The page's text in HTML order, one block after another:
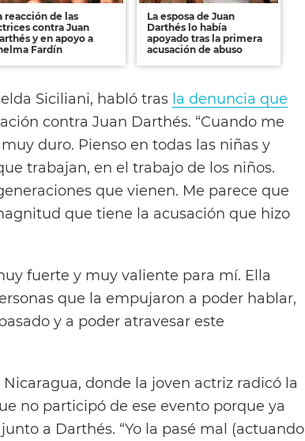
reacción de las
contra Juan
y en apoyo a
Fardín
La esposa de Juan
Darthés lo había
apoyado tras la primera
acusación de abuso
Siciliani, habló tras la denuncia que
contra Juan Darthés. “Cuando me
duro. Pienso en todas las niñas y
trabajan, en el trabajo de los niños.
que vienen. Me parece que
que tiene la acusación que hizo
fuerte y muy valiente para mí. Ella
que la empujaron a poder hablar,
y a poder atravesar este
donde la joven actriz radicó la
no participó de ese evento porque ya
a Darthés. “Yo la pasé mal (actuando